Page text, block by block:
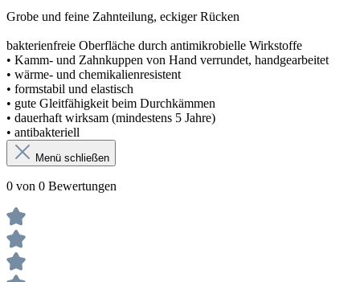
Grobe und feine Zahnteilung, eckiger Rücken
bakterienfreie Oberfläche durch antimikrobielle Wirkstoffe
• Kamm- und Zahnkuppen von Hand verrundet, handgearbeitet
• wärme- und chemikalienresistent
• formstabil und elastisch
• gute Gleitfähigkeit beim Durchkämmen
• dauerhaft wirksam (mindestens 5 Jahre)
• antibakteriell
Menü schließen
0 von 0 Bewertungen